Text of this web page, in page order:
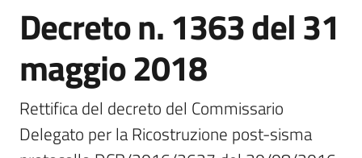
Decreto n. 1363 del 31
maggio 2018
Rettifica del decreto del Commissario
Delegato per la Ricostruzione post-sisma